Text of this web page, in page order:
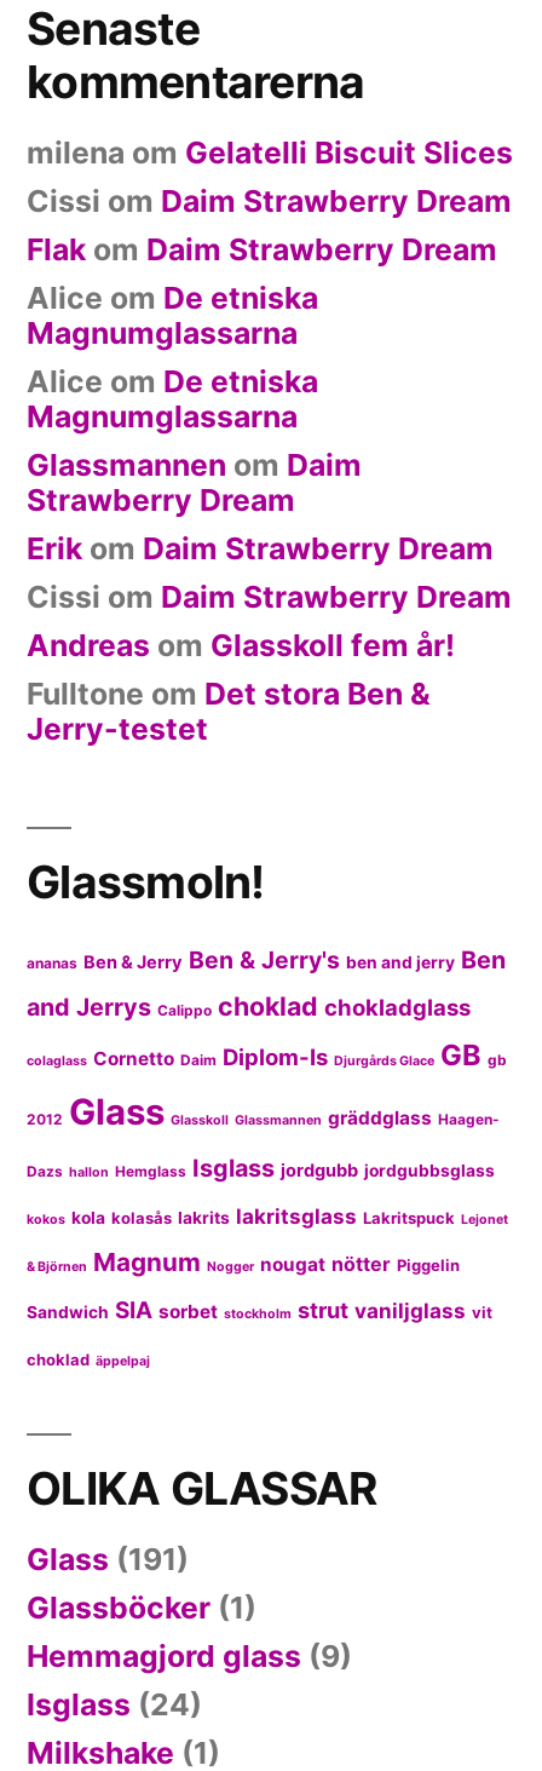
Senaste
kommentarerna
milena om Gelatelli Biscuit Slices
Cissi om Daim Strawberry Dream
Flak om Daim Strawberry Dream
Alice om De etniska
Magnumglassarna
Alice om De etniska
Magnumglassarna
Glassmannen om Daim
Strawberry Dream
Erik om Daim Strawberry Dream
Cissi om Daim Strawberry Dream
Andreas om Glasskoll fem år!
Fulltone om Det stora Ben &
Jerry-testet
Glassmoln!
ananas Ben & Jerry Ben & Jerry's ben and jerry Ben
and Jerrys Calippo choklad chokladglass
colaglass Cornetto Daim Diplom-Is Djurgårds Glace GB gb
2012 Glass Glasskoll Glassmannen gräddglass Haagen-
Dazs hallon Hemglass Isglass jordgubb jordgubbsglass
kokos kola kolasås lakrits lakritsglass Lakritspuck Lejonet
& Björnen Magnum Nogger nougat nötter Piggelin
Sandwich SIA sorbet stockholm strut vaniljglass vit
choklad äppelpaj
OLIKA GLASSAR
Glass (191)
Glassböcker (1)
Hemmagjord glass (9)
Isglass (24)
Milkshake (1)